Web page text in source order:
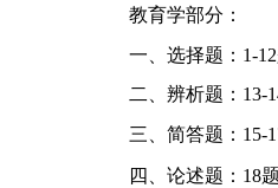
教育学部分：
一、选择题：1-12
二、辨析题：13-
三、简答题：15-
四、论述题：18